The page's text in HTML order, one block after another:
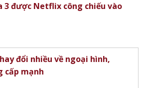
3 được Netflix công chiếu vào
đổi nhiều về ngoại hình,
cấp mạnh